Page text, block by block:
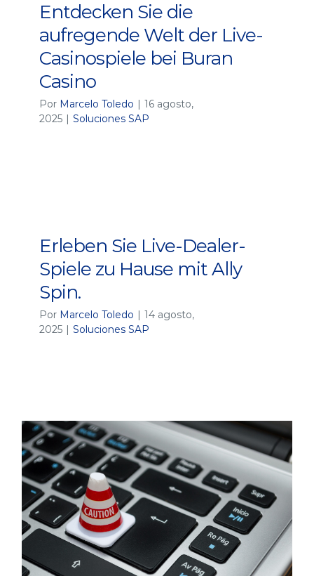
Entdecken Sie die
aufregende Welt der Live-
Casinospiele bei Buran
Casino
Por Marcelo Toledo | 16 agosto,
2025 | Soluciones SAP
Erleben Sie Live-Dealer-
Spiele zu Hause mit Ally
Spin.
Por Marcelo Toledo | 14 agosto,
2025 | Soluciones SAP